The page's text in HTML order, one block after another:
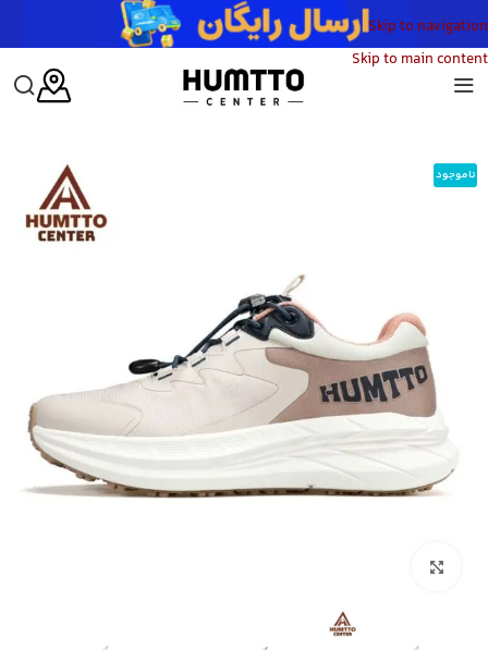
Skip to navigation
Skip to main content
کفش پیاده‌روی زنانه هامتو
ناموجود